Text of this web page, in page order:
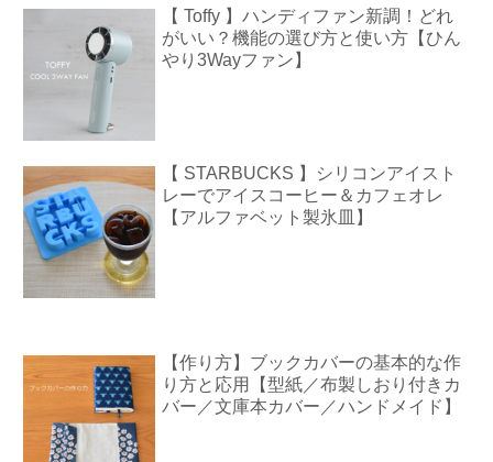
【 Toffy 】ハンディファン新調！どれ
がいい？機能の選び方と使い方【ひん
やり3Wayファン】
【 STARBUCKS 】シリコンアイスト
レーでアイスコーヒー＆カフェオレ
【アルファベット製氷皿】
【作り方】ブックカバーの基本的な作
り方と応用【型紙／布製しおり付きカ
バー／文庫本カバー／ハンドメイド】